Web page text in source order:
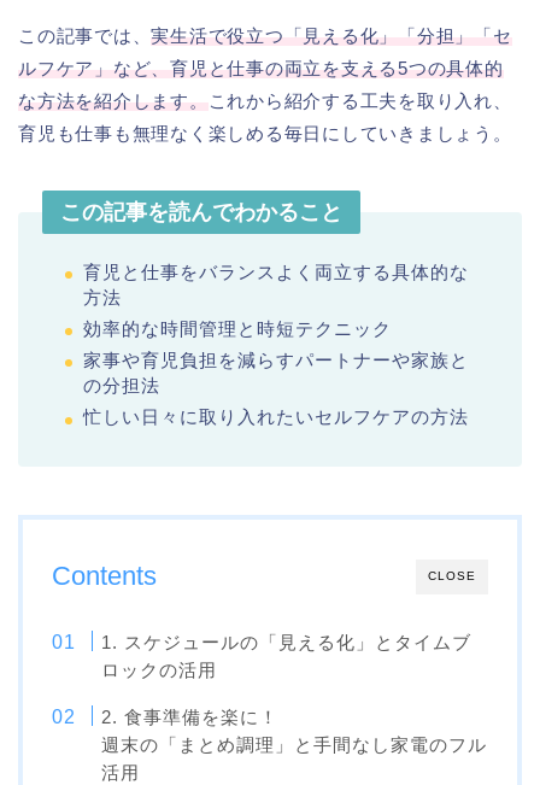
この記事では、実生活で役立つ「見える化」「分担」「セ
ルフケア」など、育児と仕事の両立を支える5つの具体的
な方法を紹介します。
これから紹介する工夫を取り入れ、
育児も仕事も無理なく楽しめる毎日にしていきましょう。
この記事を読んでわかること
育児と仕事をバランスよく両立する具体的な
方法
効率的な時間管理と時短テクニック
家事や育児負担を減らすパートナーや家族と
の分担法
忙しい日々に取り入れたいセルフケアの方法
CLOSE
Contents
1. スケジュールの「見える化」とタイムブ
ロックの活用
2. 食事準備を楽に！
週末の「まとめ調理」と手間なし家電のフル
活用